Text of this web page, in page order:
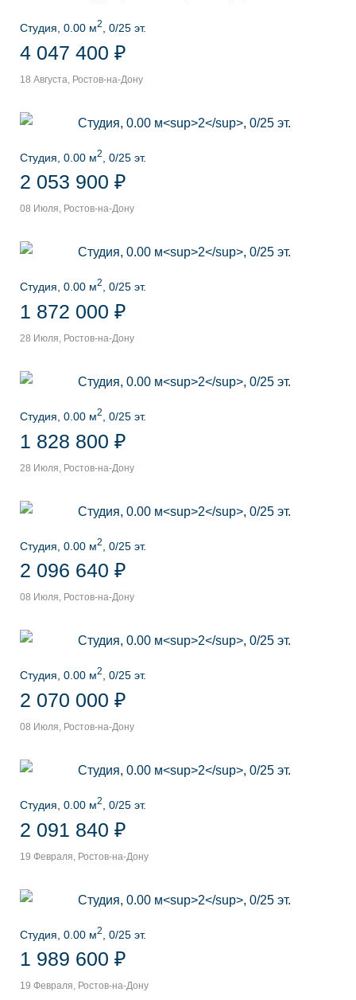
Студия, 0.00 м2 , 0/25 эт.
4 047 400 ₽
18 Августа, Ростов-на-Дону
Студия, 0.00 м2 , 0/25 эт.
2 053 900 ₽
08 Июля, Ростов-на-Дону
Студия, 0.00 м2 , 0/25 эт.
1 872 000 ₽
28 Июля, Ростов-на-Дону
Студия, 0.00 м2 , 0/25 эт.
1 828 800 ₽
28 Июля, Ростов-на-Дону
Студия, 0.00 м2 , 0/25 эт.
2 096 640 ₽
08 Июля, Ростов-на-Дону
Студия, 0.00 м2 , 0/25 эт.
2 070 000 ₽
08 Июля, Ростов-на-Дону
Студия, 0.00 м2 , 0/25 эт.
2 091 840 ₽
19 Февраля, Ростов-на-Дону
Студия, 0.00 м2 , 0/25 эт.
1 989 600 ₽
19 Февраля, Ростов-на-Дону